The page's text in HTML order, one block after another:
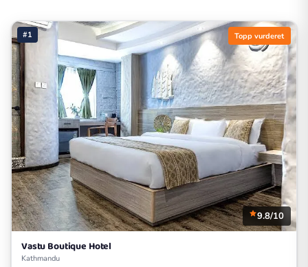
#1 Topp vurderet
9.8/10
Vastu Boutique Hotel
Kathmandu